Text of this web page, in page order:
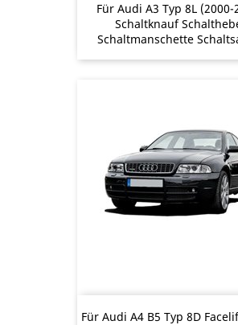
Für Audi A3 Typ 8L (2000-
Schaltknauf
Schaltmanschette
Für Audi A4 B5 Typ 8D